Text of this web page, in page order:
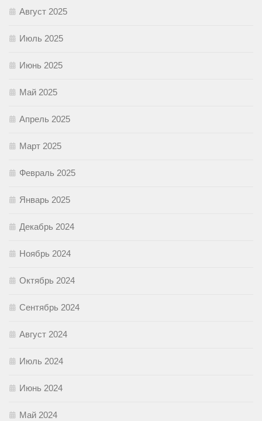
Август 2025
Июль 2025
Июнь 2025
Май 2025
Апрель 2025
Март 2025
Февраль 2025
Январь 2025
Декабрь 2024
Ноябрь 2024
Октябрь 2024
Сентябрь 2024
Август 2024
Июль 2024
Июнь 2024
Май 2024